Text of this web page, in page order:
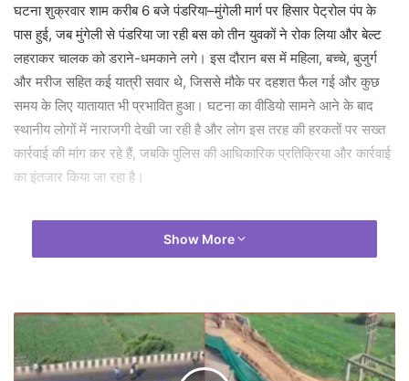
घटना शुक्रवार शाम करीब 6 बजे पंडरिया–मुंगेली मार्ग पर हिसार पेट्रोल पंप के
पास हुई, जब मुंगेली से पंडरिया जा रही बस को तीन युवकों ने रोक लिया और बेल्ट
लहराकर चालक को डराने-धमकाने लगे। इस दौरान बस में महिला, बच्चे, बुजुर्ग
और मरीज सहित कई यात्री सवार थे, जिससे मौके पर दहशत फैल गई और कुछ
समय के लिए यातायात भी प्रभावित हुआ। घटना का वीडियो सामने आने के बाद
स्थानीय लोगों में नाराजगी देखी जा रही है और लोग इस तरह की हरकतों पर सख्त
कार्रवाई की मांग कर रहे हैं, जबकि पुलिस की आधिकारिक प्रतिक्रिया और कार्रवाई
का इंतजार किया जा रहा है।
Show More